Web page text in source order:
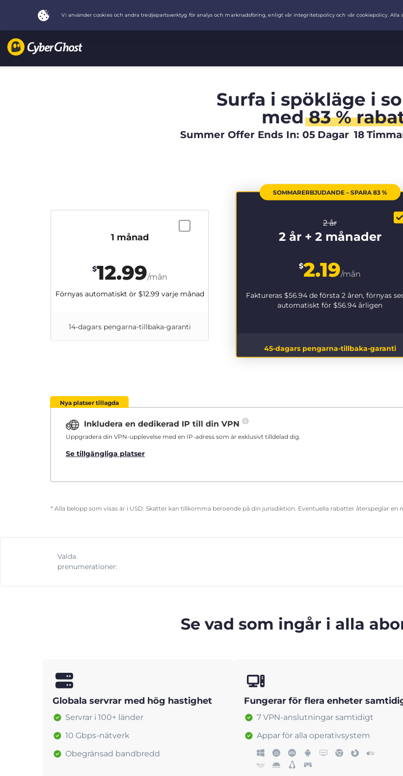
Surfa i spökläge i
med83 %
Summer Offer Ends In: 05 Dagar 18
SOMMARERBJUDANDE – SPARA 83 %
2 år
2 år + 2 månader
$2.19/mån
Faktureras $56.94 de första 2 åren, förnyas
automatiskt för $56.94 årligen
45-dagars pengarna-tillbaka-garanti
1 månad
$12.99/mån
Förnyas automatiskt ör $12.99 varje månad
14-dagars pengarna-tillbaka-garanti
Nya platser tillagda
Inkludera en dedikerad IP till din VPN
Uppgradera din VPN-upplevelse med en IP-adress som är exklusivt tilldelad dig.
Se tillgängliga platser
* Alla belopp som visas är i USD. Skatter kan tillkomma beroende på din jurisdiktion. Eventuella rabatter återspeglar
Valda
prenumerationer:
Se vad som ingår i alla
Globala servrar med hög hastighet
Servrar i 100+ länder
10 Gbps-nätverk
Obegränsad bandbredd
Fungerar för flera enheter
7 VPN-anslutningar samtidigt
Appar för alla operativsystem